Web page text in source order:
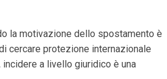
la motivazione dello spostamento è
cercare protezione internazionale
a livello giuridico è una